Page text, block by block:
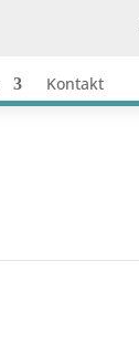
Kontakt